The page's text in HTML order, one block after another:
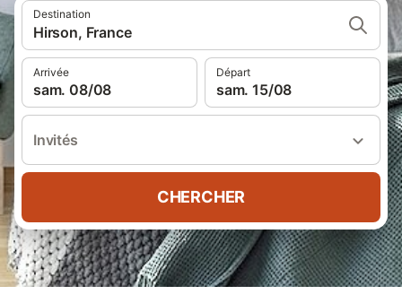
Destination
Hirson, France
Arrivée
sam. 08/08
Départ
sam. 15/08
Invités
CHERCHER